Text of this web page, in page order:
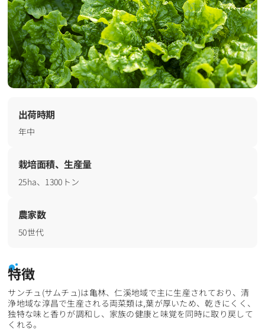
出荷時期
年中
栽培面積、生産量
25ha、1300トン
農家数
50世代
特徴
サンチュ(サムチュ)は亀林、仁溪地域で主に生産されており、清
浄地域な淳昌で生産される両菜類は,葉が厚いため、乾きにくく、
独特な味と香りが調和し、家族の健康と味覚を同時に取り戻して
くれる。